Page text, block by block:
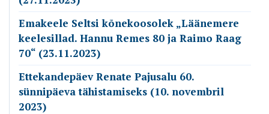
Emakeele Seltsi kõnekoosolek „Läänemere
keelesillad. Hannu Remes 80 ja Raimo Raag
70“ (23.11.2023)
Ettekandepäev Renate Pajusalu 60.
sünnipäeva tähistamiseks (10. novembril
2023)